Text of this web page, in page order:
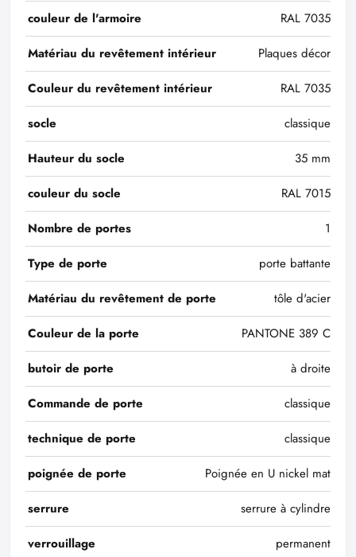
couleur de l'armoire
RAL 7035
Matériau du revêtement intérieur
Plaques décor
Couleur du revêtement intérieur
RAL 7035
socle
classique
Hauteur du socle
35 mm
couleur du socle
RAL 7015
Nombre de portes
1
Type de porte
porte battante
Matériau du revêtement de porte
tôle d'acier
Couleur de la porte
PANTONE 389 C
butoir de porte
à droite
Commande de porte
classique
technique de porte
classique
poignée de porte
Poignée en U nickel mat
serrure
serrure à cylindre
verrouillage
permanent